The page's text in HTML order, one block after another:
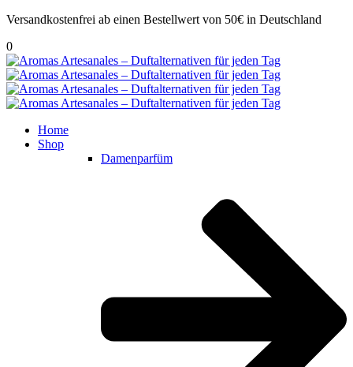
Versandkostenfrei ab einen Bestellwert von 50€ in Deutschland
0
Home
Shop
Damenparfüm